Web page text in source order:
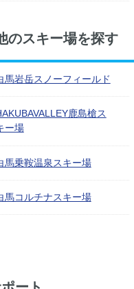
のスキー場を探す
馬岩岳スノーフィールド
鹿島槍ス
ー場
馬乗鞍温泉スキー場
馬コルチナスキー場